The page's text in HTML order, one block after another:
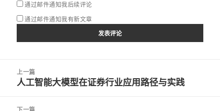
通过邮件通知我后续评论
通过邮件通知我有新文章
上一篇
上
文
人工智能大模型在证券行业应用路径与实践